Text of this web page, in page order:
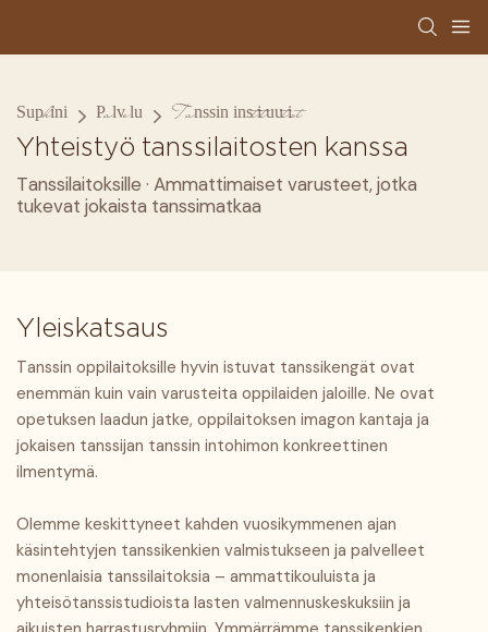
Suphini Palvelu Tanssin instituutiot
Yhteistyö tanssilaitosten kanssa
Tanssilaitoksille · Ammattimaiset varusteet, jotka
tukevat jokaista tanssimatkaa
Yleiskatsaus
Tanssin oppilaitoksille hyvin istuvat tanssikengät ovat
enemmän kuin vain varusteita oppilaiden jaloille. Ne ovat
opetuksen laadun jatke, oppilaitoksen imagon kantaja ja
jokaisen tanssijan tanssin intohimon konkreettinen
ilmentymä.
Olemme keskittyneet kahden vuosikymmenen ajan
käsintehtyjen tanssikenkien valmistukseen ja palvelleet
monenlaisia ​​tanssilaitoksia – ammattikouluista ja
yhteisötanssistudioista lasten valmennuskeskuksiin ja